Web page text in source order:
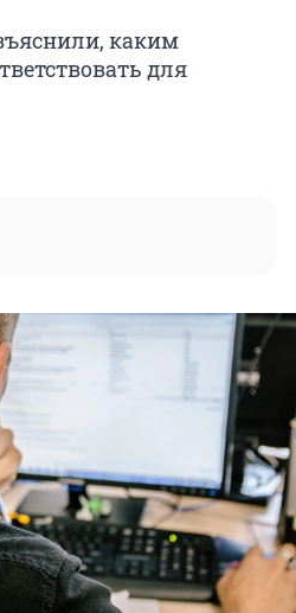
каким
для